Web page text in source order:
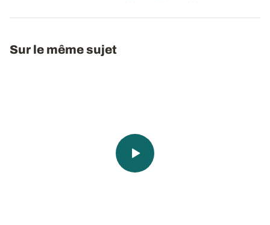
Sur le même sujet